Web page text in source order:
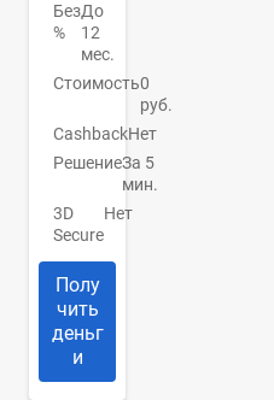
Без
%
До
12
мес.
Стоимость0
руб.
CashbackНет
РешениеЗа 5
мин.
3D
Secure
Нет
Полу
чить
деньг
и